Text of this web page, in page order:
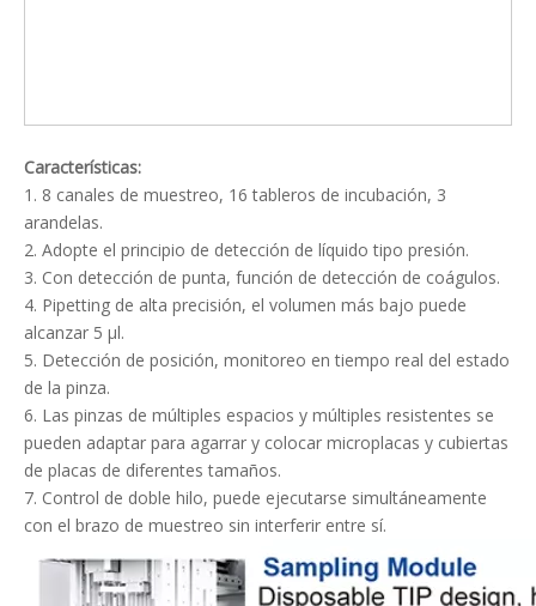
Características:
1. 8 canales de muestreo, 16 tableros de incubación, 3
arandelas.
2. Adopte el principio de detección de líquido tipo presión.
3. Con detección de punta, función de detección de coágulos.
4. Pipetting de alta precisión, el volumen más bajo puede
alcanzar 5 μl.
5. Detección de posición, monitoreo en tiempo real del estado
de la pinza.
6. Las pinzas de múltiples espacios y múltiples resistentes se
pueden adaptar para agarrar y colocar microplacas y cubiertas
de placas de diferentes tamaños.
7. Control de doble hilo, puede ejecutarse simultáneamente
con el brazo de muestreo sin interferir entre sí.